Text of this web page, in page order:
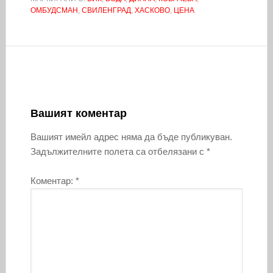
ОМБУДСМАН, СВИЛЕНГРАД, ХАСКОВО, ЦЕНА
Вашият коментар
Вашият имейл адрес няма да бъде публикуван.
Задължителните полета са отбелязани с *
Коментар: *